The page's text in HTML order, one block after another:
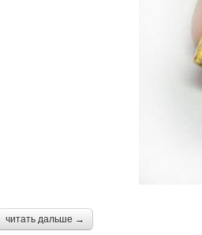
читать дальше →